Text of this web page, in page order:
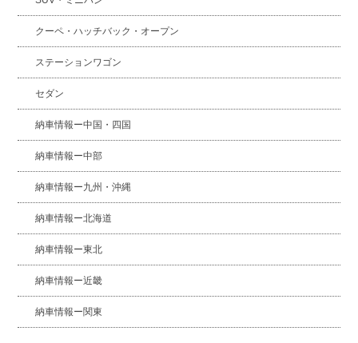
クーペ・ハッチバック・オープン
ステーションワゴン
セダン
納車情報ー中国・四国
納車情報ー中部
納車情報ー九州・沖縄
納車情報ー北海道
納車情報ー東北
納車情報ー近畿
納車情報ー関東